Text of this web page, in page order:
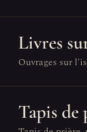
Livres
Ouvrages sur
Tapis de